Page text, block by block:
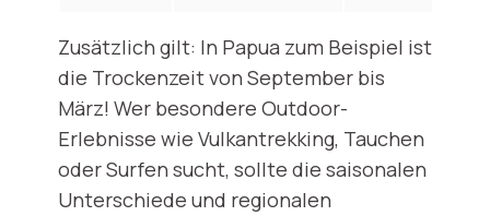
Zusätzlich gilt: In Papua zum Beispiel ist
die Trockenzeit von September bis
März! Wer besondere Outdoor-
Erlebnisse wie Vulkantrekking, Tauchen
oder Surfen sucht, sollte die saisonalen
Unterschiede und regionalen